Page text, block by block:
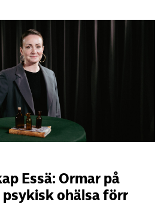
Essä: Ormar på
ohälsa förr